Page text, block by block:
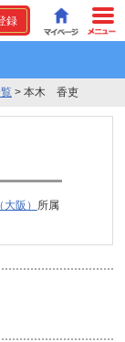
録
> 本木 香吏
阪） 所属